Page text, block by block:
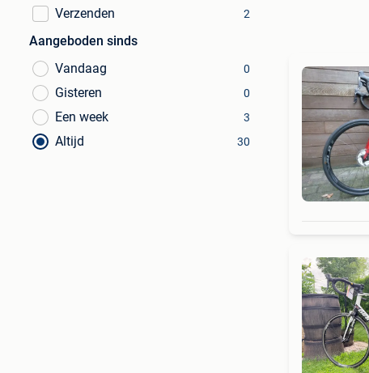
Verzenden 2
Aangeboden sinds
Vandaag
0
Gisteren 0
Een week 3
Altijd 30